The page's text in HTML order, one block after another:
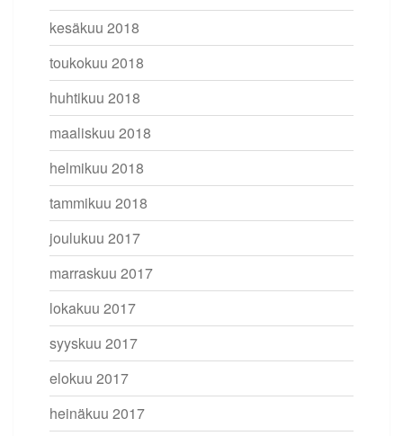
kesäkuu 2018
toukokuu 2018
huhtikuu 2018
maaliskuu 2018
helmikuu 2018
tammikuu 2018
joulukuu 2017
marraskuu 2017
lokakuu 2017
syyskuu 2017
elokuu 2017
heinäkuu 2017